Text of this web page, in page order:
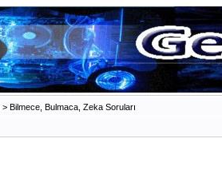
> Bilmece, Bulmaca, Zeka Soruları